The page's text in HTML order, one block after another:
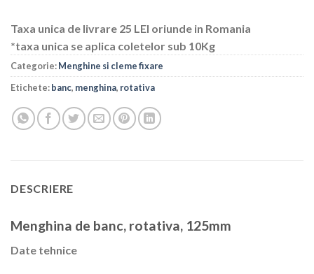
Taxa unica de livrare 25 LEI oriunde in Romania
*taxa unica se aplica coletelor sub 10Kg
Categorie:Menghine si cleme fixare
Etichete:banc, menghina, rotativa
DESCRIERE
Menghina de banc, rotativa, 125mm
Date tehnice